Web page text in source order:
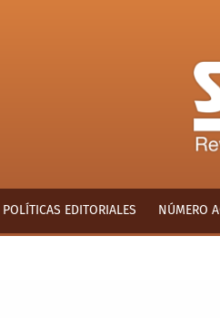
del Valle de México de 1856
es:
POLÍTICAS EDITORIALES NÚMERO